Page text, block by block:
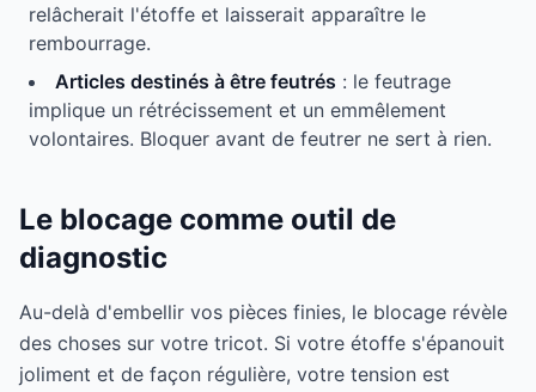
relâcherait l'étoffe et laisserait apparaître le
rembourrage.
Articles destinés à être feutrés : le feutrage
implique un rétrécissement et un emmêlement
volontaires. Bloquer avant de feutrer ne sert à rien.
Le blocage comme outil de
diagnostic
Au-delà d'embellir vos pièces finies, le blocage révèle
des choses sur votre tricot. Si votre étoffe s'épanouit
joliment et de façon régulière, votre tension est